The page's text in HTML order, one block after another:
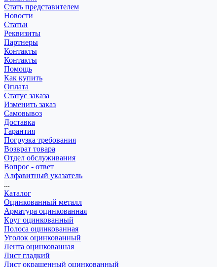
Стать представителем
Новости
Статьи
Реквизиты
Партнеры
Контакты
Контакты
Помощь
Как купить
Оплата
Статус заказа
Изменить заказ
Самовывоз
Доставка
Гарантия
Погрузка требования
Возврат товара
Отдел обслуживания
Вопрос - ответ
Алфавитный указатель
...
Каталог
Оцинкованный металл
Арматура оцинкованная
Круг оцинкованный
Полоса оцинкованная
Уголок оцинкованный
Лента оцинкованная
Лист гладкий
Лист окрашенный оцинкованный